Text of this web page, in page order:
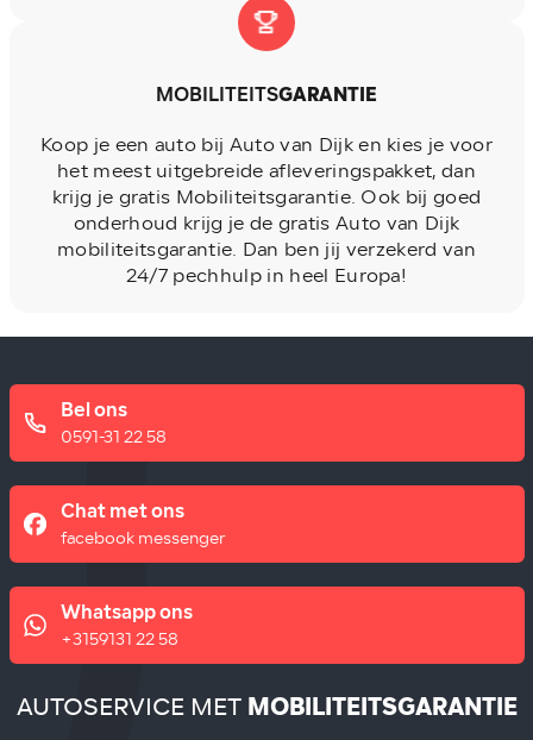
MOBILITEITSGARANTIE
Koop je een auto bij Auto van Dijk en kies je voor
het meest uitgebreide afleveringspakket, dan
krijg je gratis Mobiliteitsgarantie. Ook bij goed
onderhoud krijg je de gratis Auto van Dijk
mobiliteitsgarantie. Dan ben jij verzekerd van
24/7 pechhulp in heel Europa!
Bel ons
0591-31 22 58
Chat met ons
facebook messenger
Whatsapp ons
+3159131 22 58
AUTOSERVICE MET MOBILITEITSGARANTIE